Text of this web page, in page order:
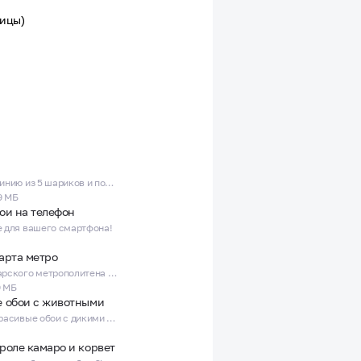
Соберите линию из 5 шариков и побейте свой рекорд!
МБ
на телефон
для вашего смартфона!
метро
Карта Самарского метрополитена - Схема станций и маршрутов
МБ
обои с животными
Крутые и красивые обои с дикими и домашними животными для вашего телефона!
камаро и корвет